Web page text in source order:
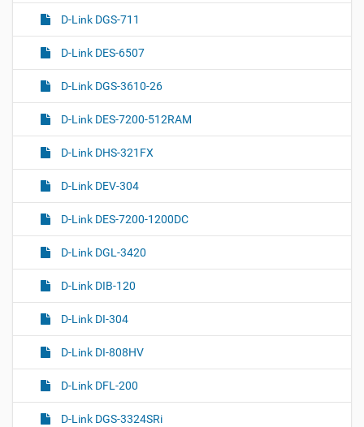
D-Link DGS-711
D-Link DES-6507
D-Link DGS-3610-26
D-Link DES-7200-512RAM
D-Link DHS-321FX
D-Link DEV-304
D-Link DES-7200-1200DC
D-Link DGL-3420
D-Link DIB-120
D-Link DI-304
D-Link DI-808HV
D-Link DFL-200
D-Link DGS-3324SRi